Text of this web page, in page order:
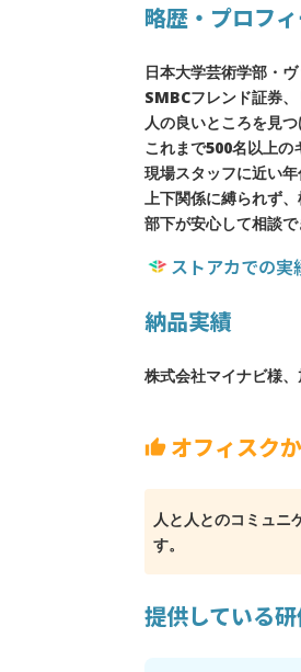
略歴・プロフ
日本大学芸術学部・ヴ
SMBCフレンド証券、
人の良いところを見
これまで500名以上の
現場スタッフに近い
上下関係に縛られず
部下が安心して相談
ストアカでの実
納品実績
株式会社マイナビ様
thumb_up オフィスク
人と人とのコミュニ
す。
提供している